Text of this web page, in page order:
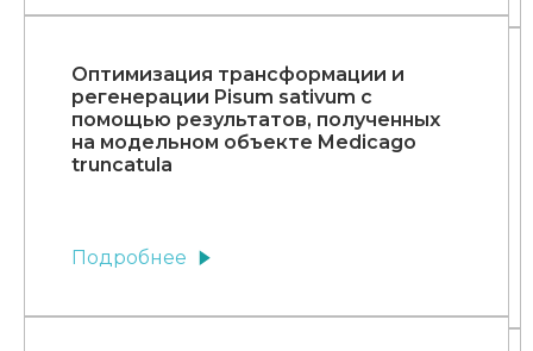
Оптимизация трансформации и
регенерации Pisum sativum с
помощью результатов, полученных
на модельном объекте Medicago
truncatula
Подробнее